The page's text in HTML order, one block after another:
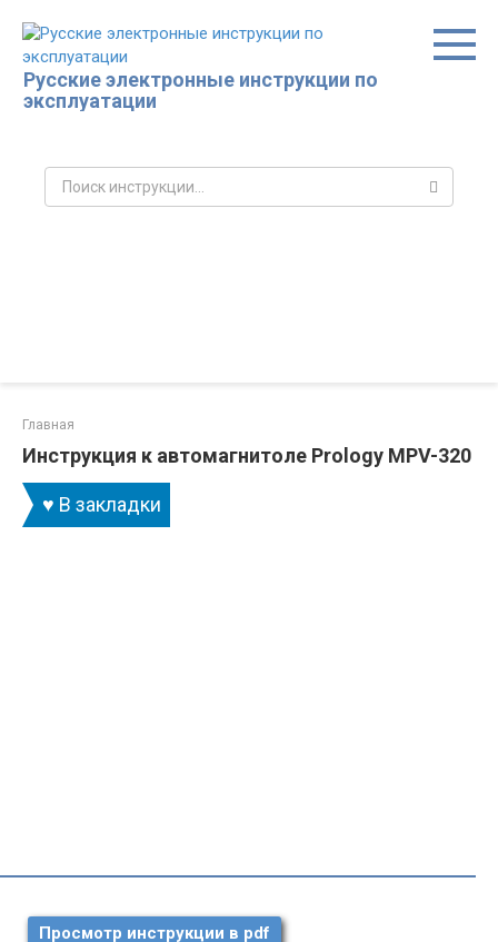
контенту
Русские электронные инструкции по
эксплуатации
Поиск:
Главная
Инструкция к автомагнитоле Prology MPV-320
♥ В закладки
Просмотр инструкции в pdf